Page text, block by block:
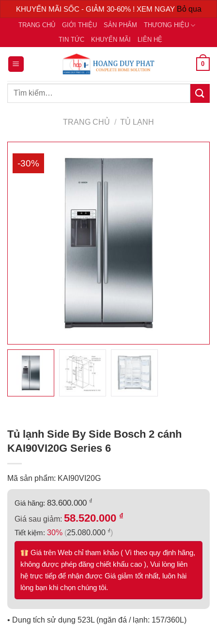
KHUYẾN MÃI SỐC - GIẢM 30-60% ! XEM NGAY Bỏ qua
Chuyển
nội
dung
TRANG CHỦ GIỚI THIỆU SẢN PHẨM
THƯƠNG HIỆU
TIN TỨC
KHUYẾN MÃI LIÊN HỆ
0
Tìm
TRANG CHỦ / TỦ LẠNH
-30%
Tủ lạnh Side By Side Bosch 2 cánh
KAI90VI20G Series 6
Mã sản phẩm: KAI90VI20G
Giá hãng: 83.600.000 ₫
Giá sau giảm: 58.520.000 ₫
Tiết kiệm: 30% (25.080.000 ₫)
Giá trên Web chỉ tham khảo ( Vì theo quy định hãng,
không được phép đăng chiết khấu cao ), Vui lòng liên
hệ trực tiếp để nhận được Giá giảm tốt nhất, luôn hài
lòng bạn khi chọn chúng tôi.
• Dung tích sử dụng 523L (ngăn đá / lạnh: 157/360L)